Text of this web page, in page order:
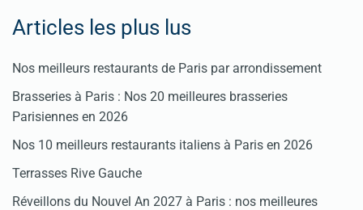
Articles les plus lus
Nos meilleurs restaurants de Paris par arrondissement
Brasseries à Paris : Nos 20 meilleures brasseries
Parisiennes en 2026
Nos 10 meilleurs restaurants italiens à Paris en 2026
Terrasses Rive Gauche
Réveillons du Nouvel An 2027 à Paris : nos meilleures